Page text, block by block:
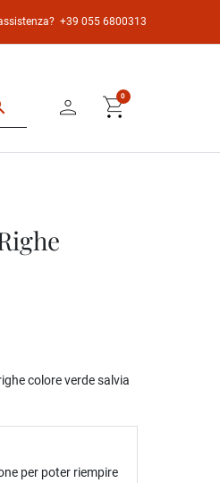
+39 055 6800313
person shopping_cart
0
colore verde salvia
per poter riempire